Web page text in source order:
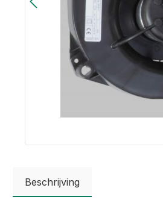
Beschrijving